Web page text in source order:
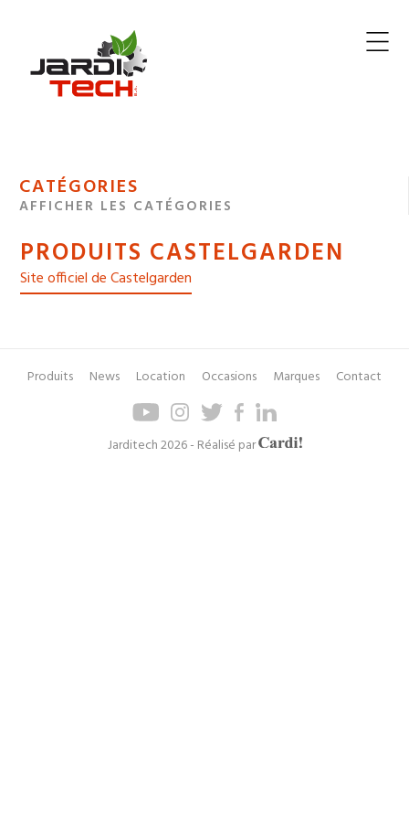
Jarditech
MENU
DE
DES
CATÉGORIES
AFFICHER LES CATÉGORIES
PRODUITS CASTELGARDEN
Site officiel de Castelgarden
Pied
Menu
navigation
Produits News Location Occasions Marques Contact
Jarditech 2026 - Réalisé par
Axel